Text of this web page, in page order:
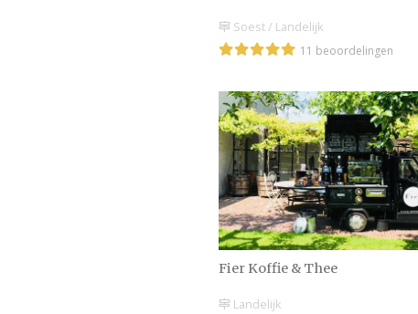
Soest / Landelijk
11 beoordelingen
Fier Koffie & Thee
Landelijk